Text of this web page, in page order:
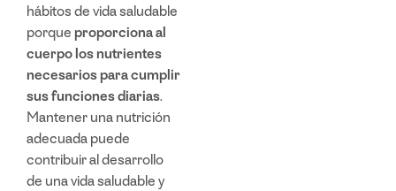
hábitos de vida saludable
porque proporciona al
cuerpo los nutrientes
necesarios para cumplir
sus funciones diarias.
Mantener una nutrición
adecuada puede
contribuir al desarrollo
de unavida saludable y